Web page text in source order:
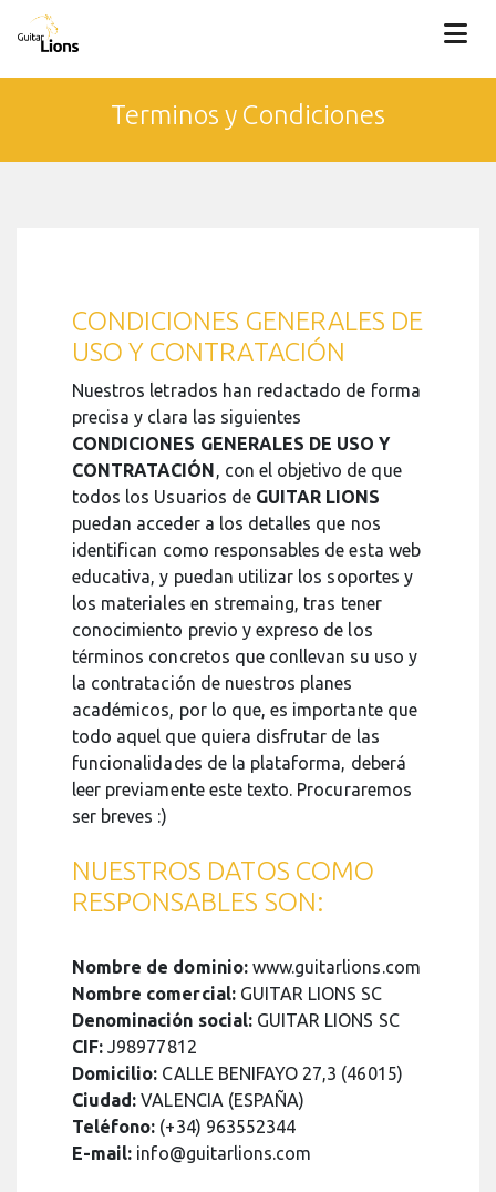
Terminos y Condiciones
CONDICIONES GENERALES DE
USO Y CONTRATACIÓN
Nuestros letrados han redactado de forma
precisa y clara las siguientes
CONDICIONES GENERALES DE USO Y
CONTRATACIÓN, con el objetivo de que
todos los Usuarios de GUITAR LIONS
puedan acceder a los detalles que nos
identifican como responsables de esta web
educativa, y puedan utilizar los soportes y
los materiales en stremaing, tras tener
conocimiento previo y expreso de los
términos concretos que conllevan su uso y
la contratación de nuestros planes
académicos, por lo que, es importante que
todo aquel que quiera disfrutar de las
funcionalidades de la plataforma, deberá
leer previamente este texto. Procuraremos
ser breves :)
NUESTROS DATOS COMO
RESPONSABLES SON:
Nombre de dominio:www.guitarlions.com
Nombre comercial:GUITAR LIONS SC
Denominación social:GUITAR LIONS SC
CIF: J98977812
Domicilio: CALLE BENIFAYO 27,3 (46015)
Ciudad: VALENCIA (ESPAÑA)
Teléfono: (+34) 963552344
E-mail: info@guitarlions.com